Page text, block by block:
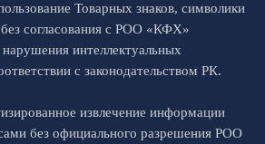
Товарных знаков, символики
согласования с РОО «КФХ»
интеллектуальных
с законодательством РК.
извлечение информации
без официального разрешения РОО